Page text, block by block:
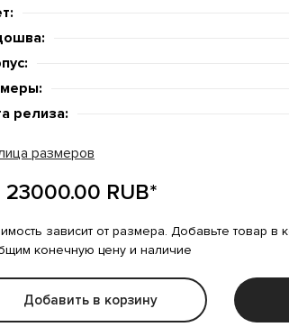
релиза:
размеров
23000.00 RUB*
зависит от размера. Добавьте товар в
конечную цену и наличие
Добавить в корзину